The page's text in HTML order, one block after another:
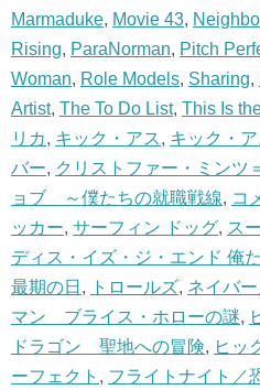
Marmaduke, Movie 43,
Rising, ParaNorman, Pitch
Woman, Role Models, Sharing,
Artist, The To Do List, This Is
リカ, キック・アス, キック・
バー, クリストファー・ミンツ
ョブ ～僕たちの就職戦線, コ
ッカー, サーフィン ドッグ, ス
ディス・イズ・ジ・エンド 俺
最期の日 , トロールズ, ネイバ
マン ブライス・ホローの謎,
ドラゴン 聖地への冒険, ヒッ
ーフェクト , フライトナイト／